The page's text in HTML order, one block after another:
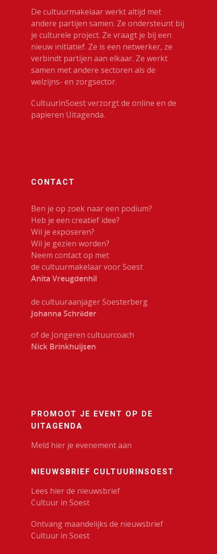
De cultuurmakelaar werkt altijd met
andere partijen samen. Ze ondersteunt bij
je culturele project. Ze vraagt je bij een
nieuw initiatief. Ze is een netwerker, ze
verbindt partijen aan elkaar. Ze werkt
samen met andere sectoren als de
welzijns- en zorgsector.
CultuurinSoest verzorgt de online en de
papieren Uitagenda.
CONTACT
Ben je op zoek naar een podium?
Heb je een creatief idee?
Wil je exposeren?
Wil je gezien worden?
Neem contact op met
de cultuurmakelaar voor Soest
Anita Vreugdenhil
de cultuuraanjager Soesterberg
Johanna Schröder
of de Jongeren cultuurcoach
Nick Brinkhuijsen
PROMOOT JE EVENT OP DE
UITAGENDA
Meld hier je evenement aan
NIEUWSBRIEF CULTUURINSOEST
Lees hier de nieuwsbrief
Cultuur in Soest
Ontvang maandelijks de nieuwsbrief
Cultuur in Soest